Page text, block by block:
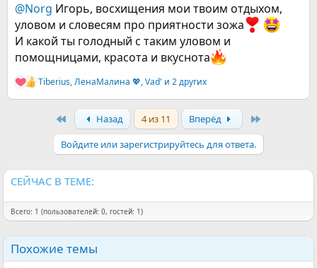
@Norg Игорь, восхищения мои твоим отдыхом,
уловом и словесям про приятности зожа
И какой ты голодный с таким уловом и
помощницами, красота и вкуснота
Р
е
Tiberius,ЛенаМалина 💖,Vad' и 2 других
Назад 4 из 11 Вперёд
Войдите или зарегистрируйтесь для ответа.
СЕЙЧАС В ТЕМЕ:
Всего: 1 (пользователей: 0, гостей: 1)
Похожие темы